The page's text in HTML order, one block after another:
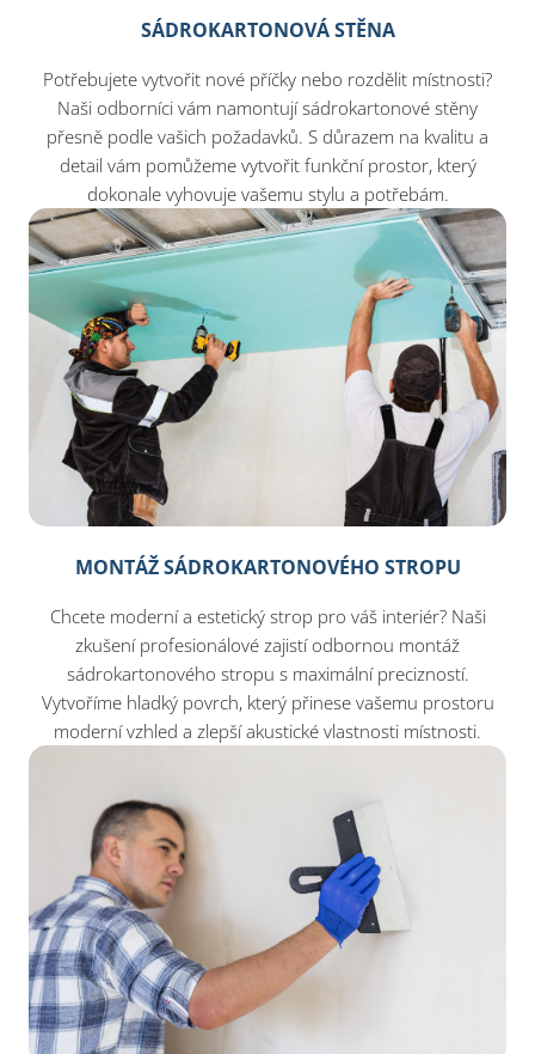
SÁDROKARTONOVÁ STĚNA
Potřebujete vytvořit nové příčky nebo rozdělit místnosti?
Naši odborníci vám namontují sádrokartonové stěny
přesně podle vašich požadavků. S důrazem na kvalitu a
detail vám pomůžeme vytvořit funkční prostor, který
dokonale vyhovuje vašemu stylu a potřebám.
MONTÁŽ SÁDROKARTONOVÉHO STROPU
Chcete moderní a estetický strop pro váš interiér? Naši
zkušení profesionálové zajistí odbornou montáž
sádrokartonového stropu s maximální precizností.
Vytvoříme hladký povrch, který přinese vašemu prostoru
moderní vzhled a zlepší akustické vlastnosti místnosti.